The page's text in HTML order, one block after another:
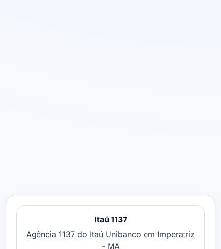
Itaú 1137
Agência 1137 do Itaú Unibanco em Imperatriz
- MA